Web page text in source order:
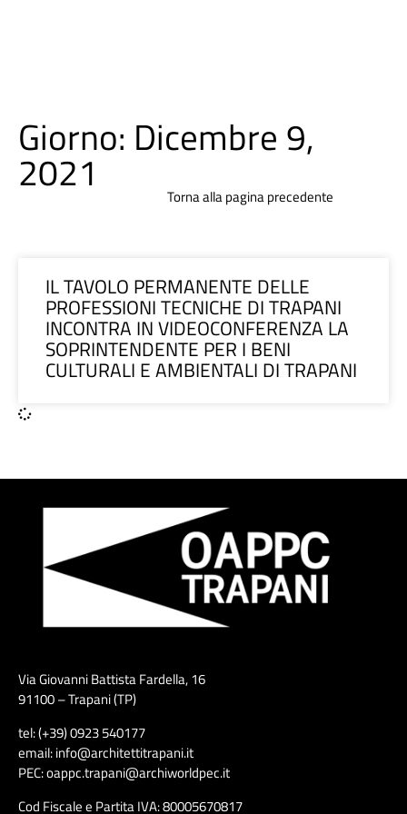
Giorno: Dicembre 9,
2021 Torna alla pagina precedente
IL TAVOLO PERMANENTE DELLE
PROFESSIONI TECNICHE DI TRAPANI
INCONTRA IN VIDEOCONFERENZA LA
SOPRINTENDENTE PER I BENI
CULTURALI E AMBIENTALI DI TRAPANI
Via Giovanni Battista Fardella, 16
91100 – Trapani (TP)
tel: (+39) 0923 540177
email: info@architettitrapani.it
PEC: oappc.trapani@archiworldpec.it
Cod Fiscale e Partita IVA: 80005670817